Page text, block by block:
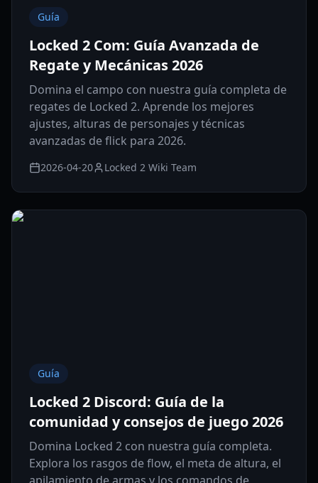
Guía
Locked 2 Com: Guía Avanzada de
Regate y Mecánicas 2026
Domina el campo con nuestra guía completa de
regates de Locked 2. Aprende los mejores
ajustes, alturas de personajes y técnicas
avanzadas de flick para 2026.
2026-04-20 Locked 2 Wiki Team
Guía
Locked 2 Discord: Guía de la
comunidad y consejos de juego 2026
Domina Locked 2 con nuestra guía completa.
Explora los rasgos de flow, el meta de altura, el